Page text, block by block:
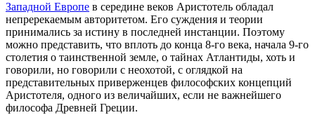
Западной Европе в середине веков Аристотель обладал
непререкаемым авторитетом. Его суждения и теории
принимались за истину в последней инстанции. Поэтому
можно представить, что вплоть до конца 8-го века, начала 9-го
столетия о таинственной земле, о тайнах Атлантиды, хоть и
говорили, но говорили с неохотой, с оглядкой на
представительных приверженцев философских концепций
Аристотеля, одного из величайших, если не важнейшего
философа Древней Греции.